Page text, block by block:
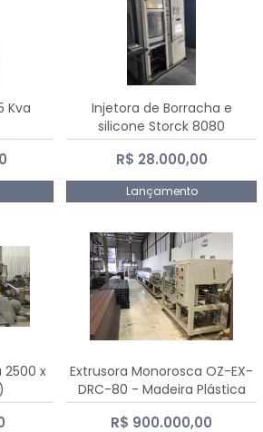
Kva
Injetora de Borracha e
silicone Storck 8080
R$ 28.000,00
Lançamento
x
Extrusora Monorosca OZ-EX-
DRC-80 - Madeira Plástica
R$ 900.000,00